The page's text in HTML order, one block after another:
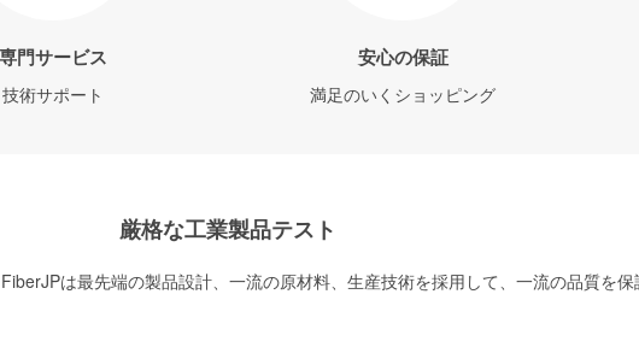
専門サービス
技術サポート
安心の保証
満足のいくショッピング
厳格な工業製品テスト
は最先端の製品設計、一流の原材料、生産技術を採用して、一流の品質を